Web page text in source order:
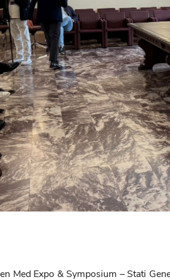
Med Expo & Symposium – Stati